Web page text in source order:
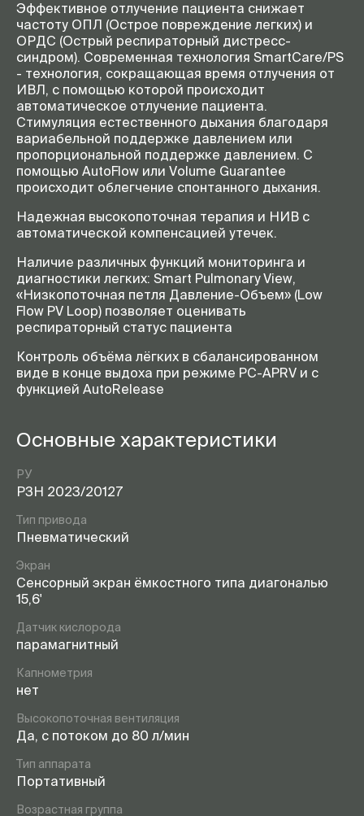
Эффективное отлучение пациента снижает
частоту ОПЛ (Острое повреждение легких) и
ОРДС (Острый респираторный дистресс-
синдром). Современная технология SmartCare/PS
- технология, сокращающая время отлучения от
ИВЛ, с помощью которой происходит
автоматическое отлучение пациента.
Стимуляция естественного дыхания благодаря
вариабельной поддержке давлением или
пропорциональной поддержке давлением. С
помощью AutoFlow или Volume Guarantee
происходит облегчение спонтанного дыхания.
Надежная высокопоточная терапия и НИВ с
автоматической компенсацией утечек.
Наличие различных функций мониторинга и
диагностики легких: Smart Pulmonary View,
«Низкопоточная петля Давление-Объем» (Low
Flow PV Loop) позволяет оценивать
респираторный статус пациента
Контроль объёма лёгких в сбалансированном
виде в конце выдоха при режиме PC-APRV и с
функцией AutoRelease
Основные характеристики
РУ
РЗН 2023/20127
Тип привода
Пневматический
Экран
Сенсорный экран ёмкостного типа диагональю
15,6'
Датчик кислорода
парамагнитный
Капнометрия
нет
Высокопоточная вентиляция
Да, с потоком до 80 л/мин
Тип аппарата
Портативный
Возрастная группа